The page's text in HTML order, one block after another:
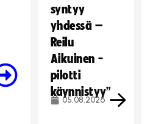
syntyy
yhdessä –
Reilu
Aikuinen -
pilotti
käynnistyy”
05.08.2026